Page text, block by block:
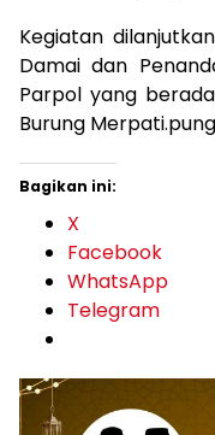
Kegiatan
Damai dan
Parpol yang
Burung
Bagikan ini:
X
Facebook
WhatsApp
Telegram